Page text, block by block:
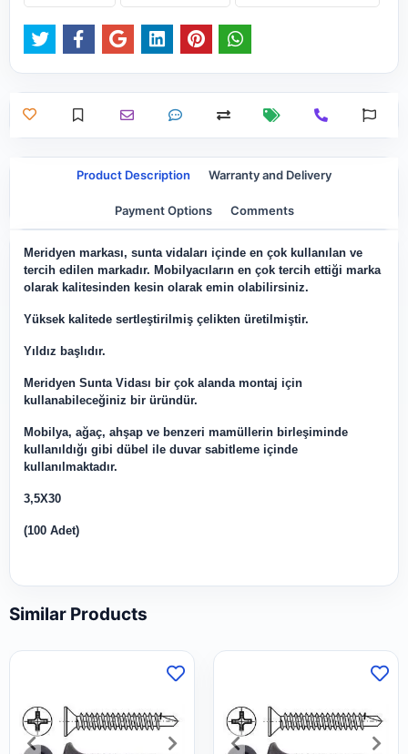
Product Description Warranty and Delivery
Payment Options Comments
Meridyen markası, sunta vidaları içinde en çok kullanılan ve
tercih edilen markadır. Mobilyacıların en çok tercih ettiği marka
olarak kalitesinden kesin olarak emin olabilirsiniz.
Yüksek kalitede sertleştirilmiş çelikten üretilmiştir.
Yıldız başlıdır.
Meridyen Sunta Vidası bir çok alanda montaj için
kullanabileceğiniz bir üründür.
Mobilya, ağaç, ahşap ve benzeri mamüllerin birleşiminde
kullanıldığı gibi dübel ile duvar sabitleme içinde
kullanılmaktadır.
3,5X30
(100 Adet)
Similar Products